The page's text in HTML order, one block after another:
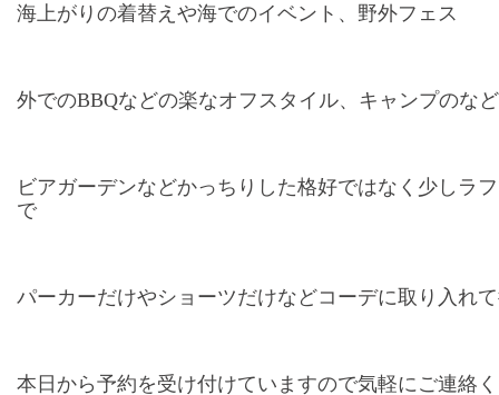
海上がりの着替えや海でのイベント、野外フェス
外でのBBQなどの楽なオフスタイル、キャンプのな
ビアガーデンなどかっちりした格好ではなく少しラ
で
パーカーだけやショーツだけなどコーデに取り入れ
本日から予約を受け付けていますので気軽にご連絡